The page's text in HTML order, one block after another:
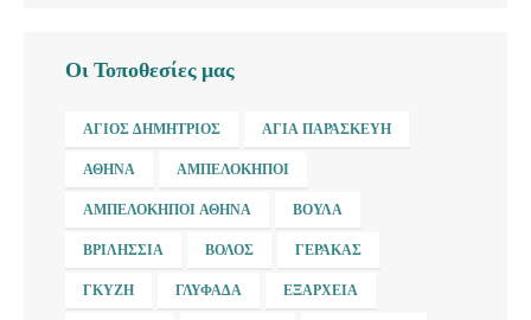
Οι Τοποθεσίες μας
ΆΓΙΟΣ ΔΗΜΉΤΡΙΟΣ ΑΓΊΑ ΠΑΡΑΣΚΕΥΉ
ΑΘΉΝΑ ΑΜΠΕΛΌΚΗΠΟΙ
ΑΜΠΕΛΌΚΗΠΟΙ ΑΘΉΝΑ ΒΟΎΛΑ
ΒΡΙΛΉΣΣΙΑ ΒΌΛΟΣ ΓΈΡΑΚΑΣ
ΓΚΎΖΗ ΓΛΥΦΆΔΑ ΕΞΆΡΧΕΙΑ